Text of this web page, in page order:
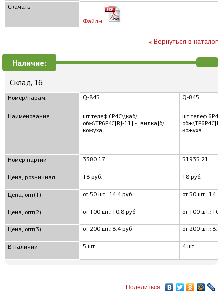
Скачать
Файлы
« Вернуться в каталог
Наличие:
Склад, 16:
Номер/парам.
Наименование
Номер партии
Цена, розничная
Цена, опт(1)
Цена, опт(2)
Цена, опт(3)
В наличии
Q-845
шт телеф 6P4C\\каб/
обж\TP6P4C[RJ-11] - [вилка]б/
кожуха
3380.17
18 руб.
от 50 шт.: 14.4 руб.
от 100 шт.: 10.8 руб
от 200 шт.: 8.4 руб
5 шт.
Q-845
шт телеф
кожуха
51935.21
18 руб.
от 50 шт.: 14.4
от 100 шт.:
от 200 шт.: 8.4
4 шт.
Поделиться